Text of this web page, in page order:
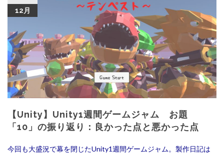
12月
【Unity】Unity1週間ゲームジャム お題
「10」の振り返り：良かった点と悪かった点
今回も大盛況で幕を閉じたUnity1週間ゲームジャム。製作日記は